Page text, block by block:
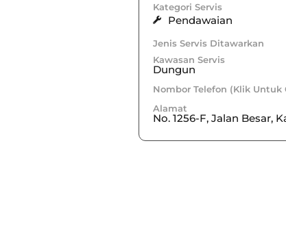
Kategori Servis
Pendawaian
Jenis Servis Ditawarkan
Kawasan Servis
Dungun
Nombor Telefon (Klik Untuk
Alamat
No. 1256-F, Jalan Besar,